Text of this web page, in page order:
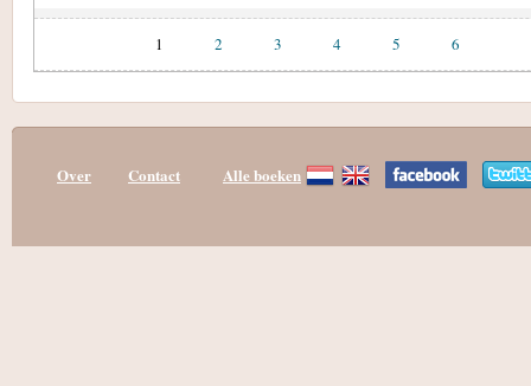
1 2 3 4 5 6
Over Contact Alle boeken